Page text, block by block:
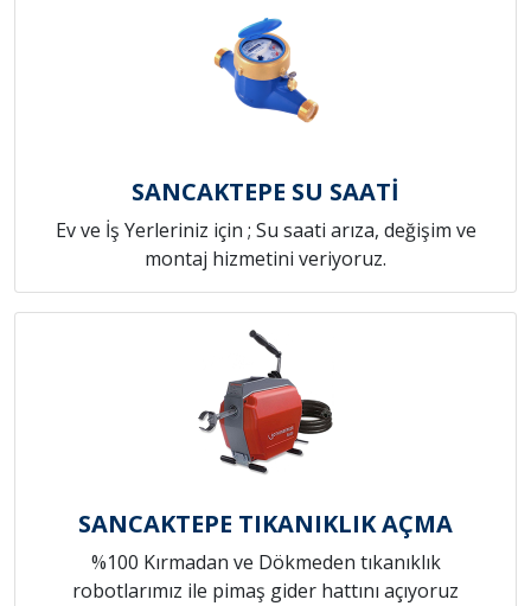
SANCAKTEPE SU SAATİ
Ev ve İş Yerleriniz için ; Su saati arıza, değişim ve
montaj hizmetini veriyoruz.
SANCAKTEPE TIKANIKLIK AÇMA
%100 Kırmadan ve Dökmeden tıkanıklık
robotlarımız ile pimaş gider hattını açıyoruz